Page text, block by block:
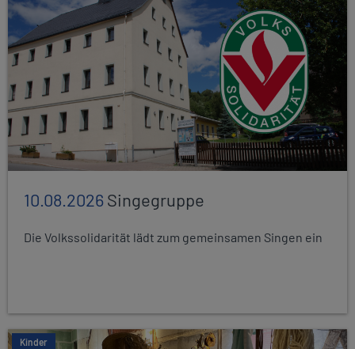
10.08.2026Singegruppe
Die Volkssolidarität lädt zum gemeinsamen Singen ein
Kinder